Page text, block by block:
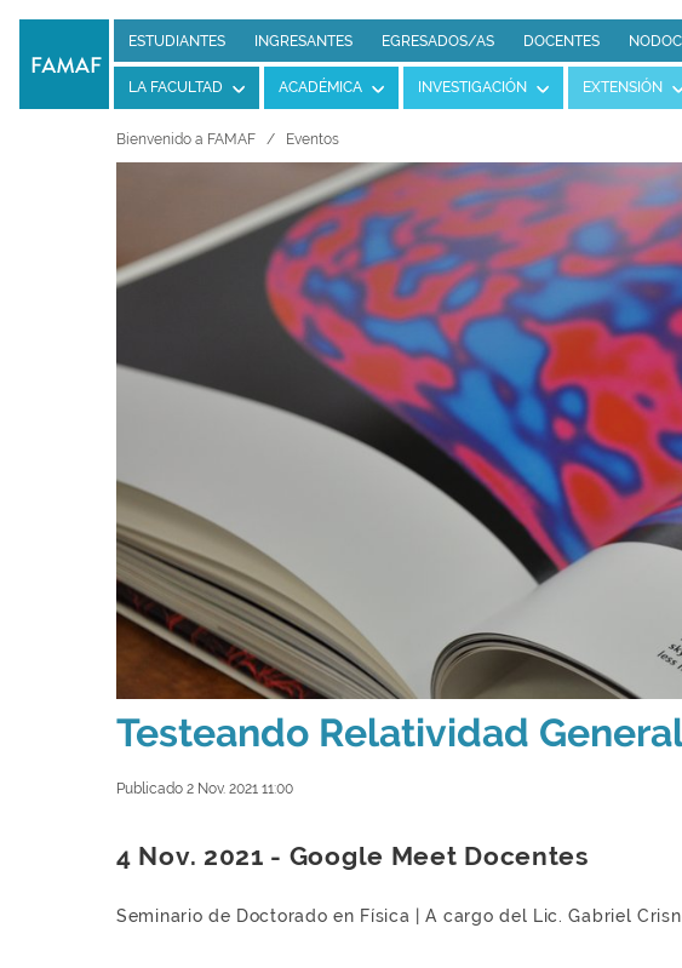
ESTUDIANTES INGRESANTES EGRESADOS/AS DOCENTES
LA FACULTAD ACADÉMICA INVESTIGACIÓN EXTENSIÓN
Bienvenido a FAMAF Eventos
Testeando Relatividad
Publicado 2 Nov. 2021 11:00
4 Nov. 2021 - Google Meet Docentes
Seminario de Doctorado en Física | A cargo del Lic. Gabriel